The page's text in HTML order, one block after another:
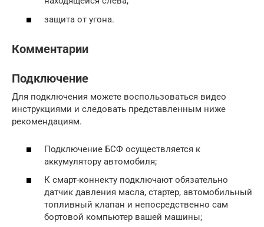
защита от угона.
Комментарии
Подключение
Для подключения можете воспользоваться видео
инструкциями и следовать представленным ниже
рекомендациям.
Подключение БСФ осуществляется к
аккумулятору автомобиля;
К смарт-коннекту подключают обязательно
датчик давления масла, стартер, автомобильный
топливный клапан и непосредственно сам
бортовой компьютер вашей машины;